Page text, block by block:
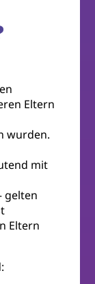
Eltern
wurden.
mit
gelten
Eltern